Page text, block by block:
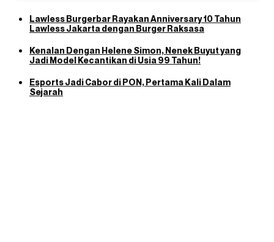
Lawless Burgerbar Rayakan Anniversary 10 Tahun
Lawless Jakarta dengan Burger Raksasa
Kenalan Dengan Helene Simon, Nenek Buyut yang
Jadi Model Kecantikan di Usia 99 Tahun!
Esports Jadi Cabor di PON, Pertama Kali Dalam
Sejarah